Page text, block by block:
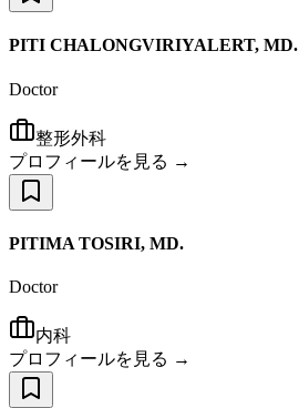
PITI CHALONGVIRIYALERT, MD.
Doctor
整形外科
プロフィールを見る →
PITIMA TOSIRI, MD.
Doctor
内科
プロフィールを見る →